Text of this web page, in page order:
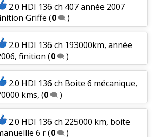
2.0 HDI 136 ch 407 année 2007
Griffe (0 )
2.0 HDI 136 ch 193000km, année
finition (0 )
2.0 HDI 136 ch Boite 6 mécanique,
kms, (0 )
2.0 HDI 136 ch 225000 km, boite
6 r(0 )